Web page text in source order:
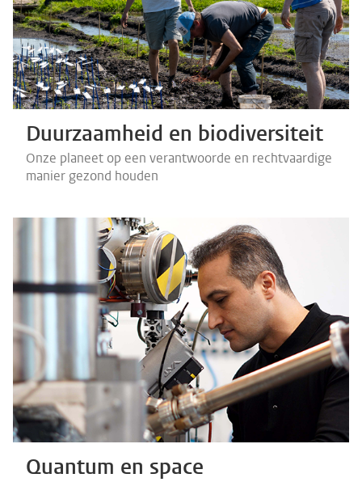
Duurzaamheid en biodiversiteit
Onze planeet op een verantwoorde en rechtvaardige
manier gezond houden
Quantum en space